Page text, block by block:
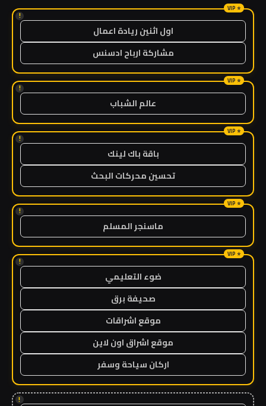
!
اول اثنين ريادة اعمال
مشاركة ارباح ادسنس
!
عالم الشباب
!
باقة باك لينك
تحسين محركات البحث
!
ماسنجر المسلم
!
ضوء التعليمي
صحيفة برق
موقع اشراقات
موقع اشراق اون لاين
اركان سياحة وسفر
!